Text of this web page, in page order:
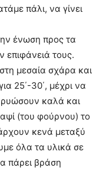
πάλι, να γίνει
ένωση προς τα
επιφάνειά τους.
μεσαία σχάρα και
25΄-30΄, μέχρι να
καλά και
(του φούρνου) το
κενά μεταξύ
όλα τα υλικά σε
πάρει βράση